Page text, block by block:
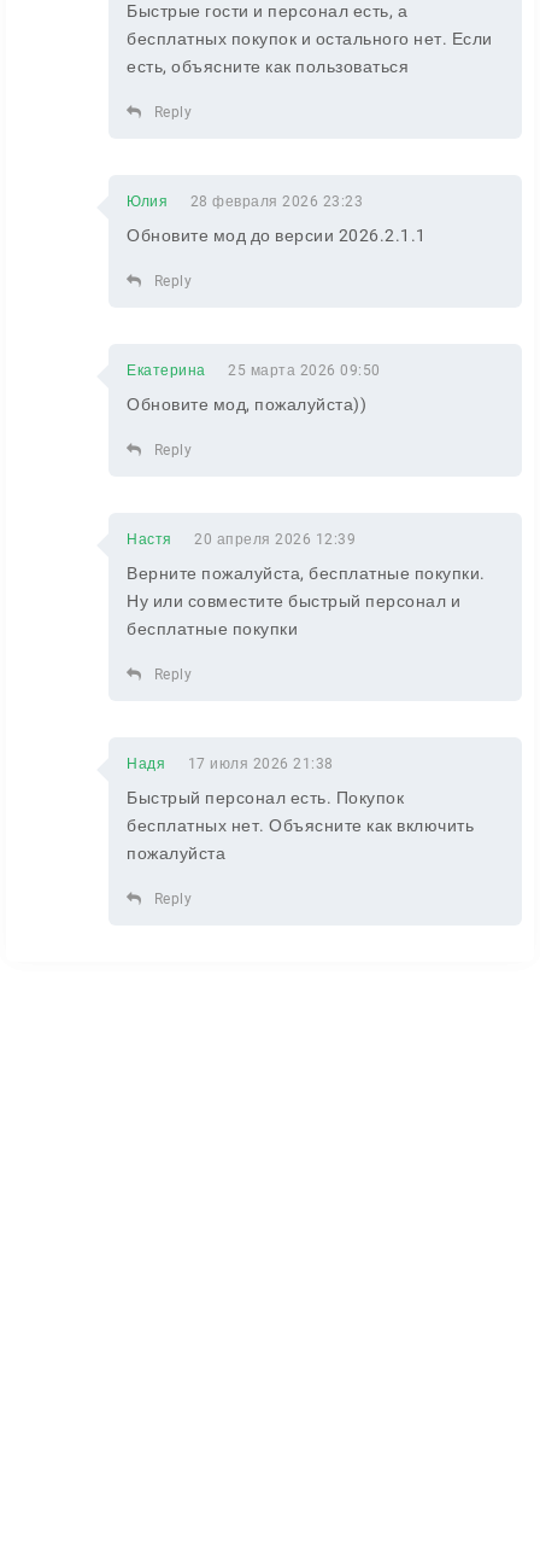
Быстрые гости и персонал есть, а
бесплатных покупок и остального нет. Если
есть, объясните как пользоваться
Reply
Юлия 28 февраля 2026 23:23
Обновите мод до версии 2026.2.1.1
Reply
Екатерина 25 марта 2026 09:50
Обновите мод, пожалуйста))
Reply
Настя 20 апреля 2026 12:39
Верните пожалуйста, бесплатные покупки.
Ну или совместите быстрый персонал и
бесплатные покупки
Reply
Надя 17 июля 2026 21:38
Быстрый персонал есть. Покупок
бесплатных нет. Объясните как включить
пожалуйста
Reply